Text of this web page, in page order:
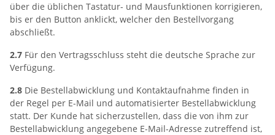
über die üblichen Tastatur- und Mausfunktionen korrigieren,
bis er den Button anklickt, welcher den Bestellvorgang
abschließt.
2.7 Für den Vertragsschluss steht die deutsche Sprache zur
Verfügung.
2.8 Die Bestellabwicklung und Kontaktaufnahme finden in
der Regel per E-Mail und automatisierter Bestellabwicklung
statt. Der Kunde hat sicherzustellen, dass die von ihm zur
Bestellabwicklung angegebene E-Mail-Adresse zutreffend ist,